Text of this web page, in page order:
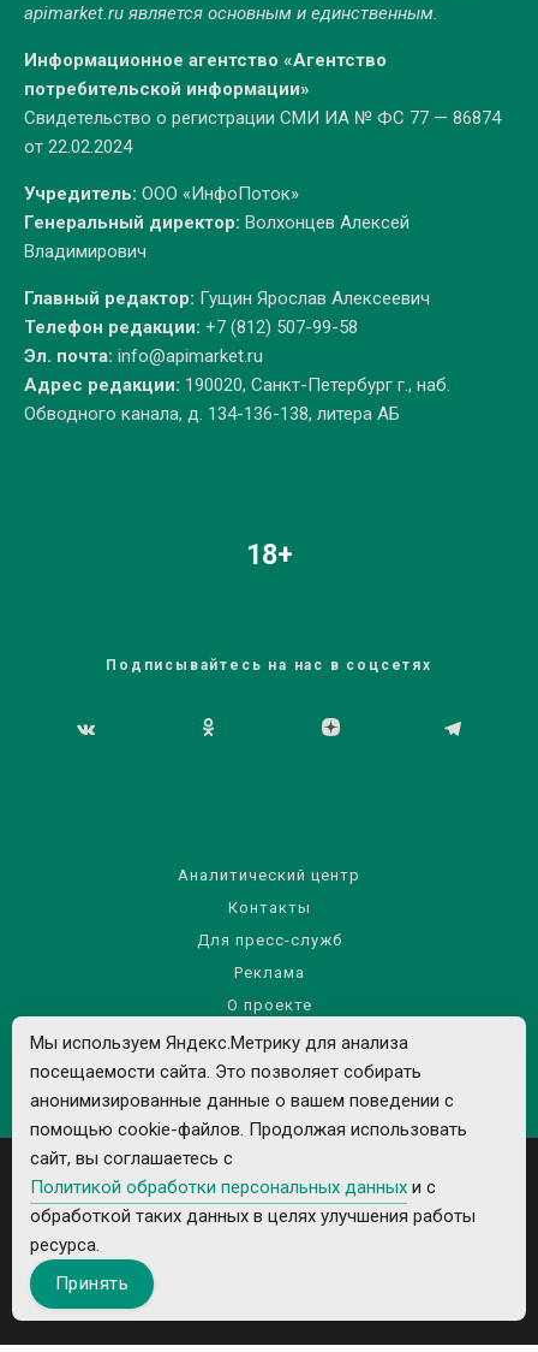
apimarket.ruявляется основным и единственным.
Информационное агентство «Агентство
потребительской информации»
Свидетельство о регистрации СМИ ИА № ФС 77 — 86874
от 22.02.2024
Учредитель: ООО «ИнфоПоток»
Генеральный директор: Волхонцев Алексей
Владимирович
Главный редактор: Гущин Ярослав Алексеевич
Телефон редакции: +7 (812) 507-99-58
Эл. почта: info@apimarket.ru
Адрес редакции: 190020, Санкт-Петербург г., наб.
Обводного канала, д. 134-136-138, литера АБ
18+
Подписывайтесь на нас в соцсетях
Аналитический центр
Контакты
Для пресс-служб
Реклама
О проекте
Правила использования материалов сайта
Политика обработки персональных данных
Все рекламируемые товары и услуги имеют необходимые лицензии и
Мы используем Яндекс.Метрику для анализа
посещаемости сайта. Это позволяет собирать
анонимизированные данные о вашем поведении с
помощью cookie-файлов. Продолжая использовать
сайт, вы соглашаетесь с
Политикой обработки персональных данных и с
обработкой таких данных в целях улучшения работы
ресурса.
Принять